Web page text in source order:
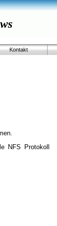
Kontakt
NFS Protokoll